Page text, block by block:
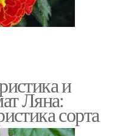
и
Ляна:
сорта